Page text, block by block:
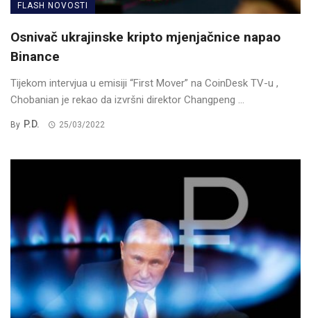
FLASH NOVOSTI
Osnivač ukrajinske kripto mjenjačnice napao
Binance
Tijekom intervjua u emisiji “First Mover” na CoinDesk TV-u ,
Chobanian je rekao da izvršni direktor Changpeng ...
By P.D. 25/03/2022